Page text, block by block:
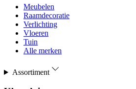
Meubelen
Raamdecoratie
Verlichting
Vloeren
Tuin
Alle merken
Assortiment